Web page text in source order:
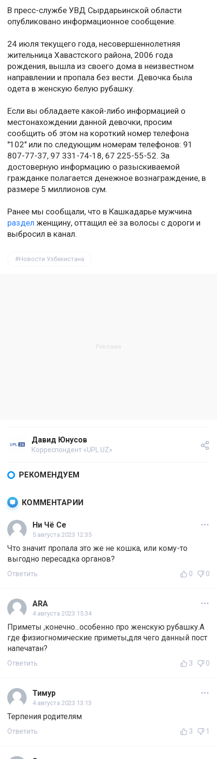
В пресс-службе УВД Сырдарьинской области
опубликовано информационное сообщение.
24 июля текущего года, несовершеннолетняя
жительница Хавастского района, 2006 года
рождения, вышла из своего дома в неизвестном
направлении и пропала без вести. Девочка была
одета в женскую белую рубашку.
Если вы обладаете какой-либо информацией о
местонахождении данной девочки, просим
сообщить об этом на короткий номер телефона
"102" или по следующим номерам телефонов: 91
807-77-37, 97 331-74-18, 67 225-55-52. За
достоверную информацию о разыскиваемой
гражданке полагается денежное вознаграждение, в
размере 5 миллионов сум.
Ранее мы сообщали, что в Кашкадарье мужчина
раздел женщину, оттащил её за волосы с дороги и
выбросил в канал.
Новости Узбекистана
Давид Юнусов
Корреспондент «UPL.UZ»
РЕКОМЕНДУЕМ
КОММЕНТАРИИ
Ни Чё Се
5 августа 2023 12:35
Что значит пропала это же не кошка, или кому-то
выгодно пересадка органов?
Ответить 0 0
ARA
4 августа 2023 15:34
Приметы ,конечно...особенно про женскую рубашку.А
где физиогномические приметы,для чего данный пост
напечатан?
Ответить 3 0
Тимур
4 августа 2023 13:13
Терпения родителям
Ответить 3 1